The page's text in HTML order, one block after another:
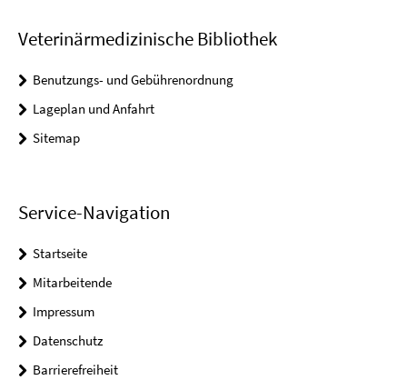
Veterinärmedizinische Bibliothek
Benutzungs- und Gebührenordnung
Lageplan und Anfahrt
Sitemap
Service-Navigation
Startseite
Mitarbeitende
Impressum
Datenschutz
Barrierefreiheit